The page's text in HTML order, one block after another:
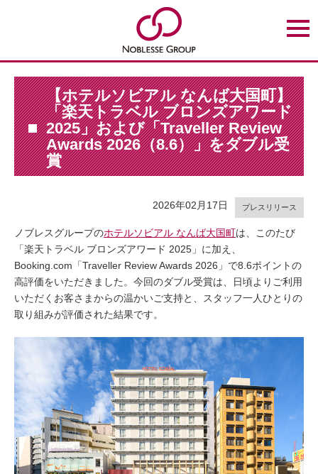
t
o
e
n
a
v
i
g
a
t
i
o
【ホテルソビアル なんば大国町】
「楽天トラベル ブロンズアワード
2025」および「Traveller Review
Awards 2026（8.6）」をダブル受
賞
プレスリリース
2026年02月17日
ノブレスグループのホテルソビアル なんば大国町は、このたび
「楽天トラベル ブロンズアワード 2025」に加え、
Booking.com「Traveller Review Awards 2026」で8.6ポイントの
高評価をいただきました。今回のダブル受賞は、日頃よりご利用
いただくお客さまからの温かいご支持と、スタッフ一人ひとりの
取り組みが評価された結果です。